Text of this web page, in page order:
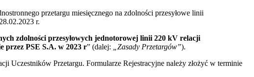
przetargu miesięcznego na zdolności przesyłowe linii
r.
zdolności przesyłowych jednotorowej linii 220 kV relacji
przez PSE S.A. w 2023 r” (dalej: „Zasady Przetargów”).
Uczestników Przetargu. Formularze Rejestracyjne należy złożyć w terminie